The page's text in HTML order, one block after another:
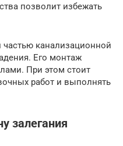
позволит избежать
частью канализационной
Его монтаж
При этом стоит
работ и выполнять
залегания